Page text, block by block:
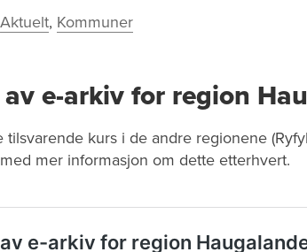
Aktuelt, Kommuner
e-arkiv for region
tilsvarende kurs i de andre regionene
mer informasjon om dette etterhvert.